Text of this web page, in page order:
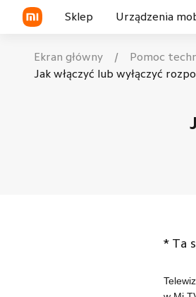
Sklep Urządzenia
Seria Xiaomi
Smartwatchy
Ekran główny / Pomoc
Jak włączyć lub wyłączyć
* Ta